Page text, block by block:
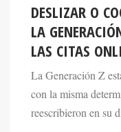
DESLIZAR O
LA
LAS CITAS
La Generación Z
con la misma
reescribieron en su